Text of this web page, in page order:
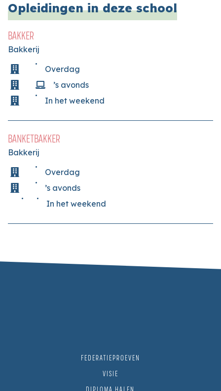
Opleidingen in deze school
BAKKER
Bakkerij
Overdag
’s avonds
In het weekend
BANKETBAKKER
Bakkerij
Overdag
’s avonds
In het weekend
FEDERATIEPROEVEN
VISIE